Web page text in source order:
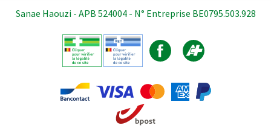
Sanae Haouzi - APB 524004 - N° Entreprise BE0795.503.928